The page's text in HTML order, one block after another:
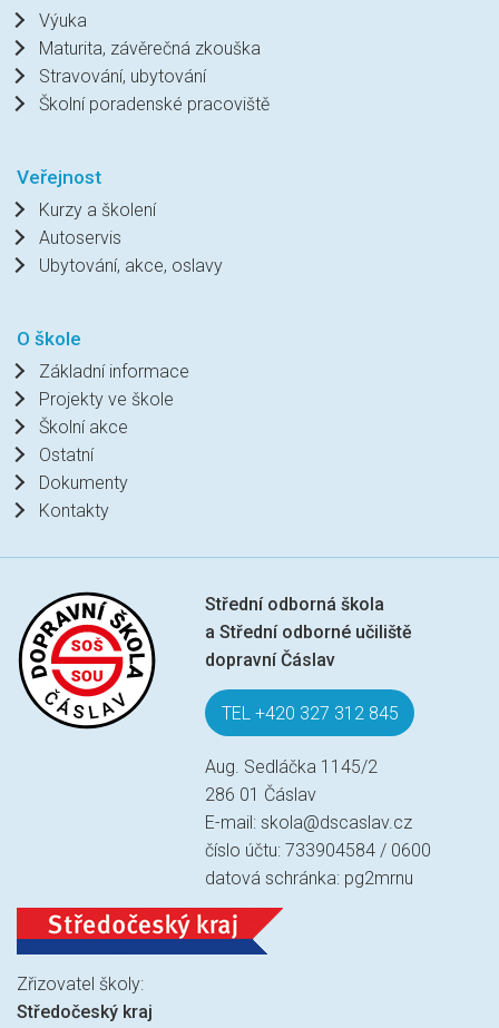
Výuka
Maturita, závěrečná zkouška
Stravování, ubytování
Školní poradenské pracoviště
Veřejnost
Kurzy a školení
Autoservis
Ubytování, akce, oslavy
O škole
Základní informace
Projekty ve škole
Školní akce
Ostatní
Dokumenty
Kontakty
Střední odborná škola
a Střední odborné učiliště
dopravní Čáslav
TEL +420 327 312 845
Aug. Sedláčka 1145/2
286 01 Čáslav
E-mail:skola@dscaslav.cz
číslo účtu: 733904584 / 0600
datová schránka: pg2mrnu
Zřizovatel školy:
Středočeský kraj